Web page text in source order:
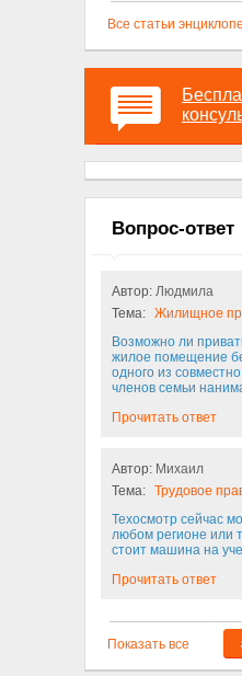
Все статьи
Вопрос-ответ
Автор: Людмила
Тема: Жилищное
Возможно ли
жилое помещение
одного из
членов семьи
Прочитать ответ
Автор: Михаил
Тема: Трудовое
Техосмотр сейчас
любом регионе или
стоит машина на
Прочитать ответ
Показать все